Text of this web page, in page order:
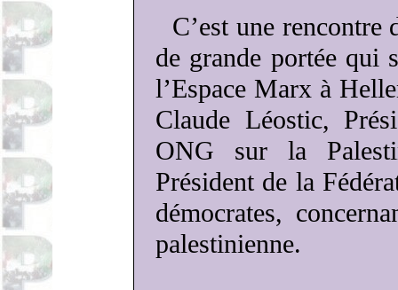
C’est une rencontre
de grande portée qui
l’Espace Marx à
Claude Léostic,
ONG sur la
Présidentde la
démocrates,
palestinienne.